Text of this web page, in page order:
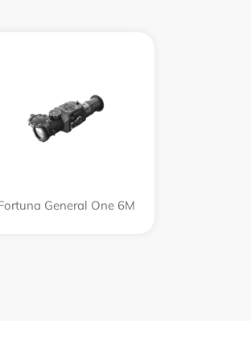
General One 6M